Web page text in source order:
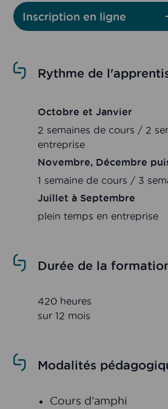
Inscription en ligne
Rythme de
Octobre et Janvier
2 semaines de cours / 2
entreprise
Novembre, Décembre
1 semaine de cours / 3
Juillet à Septembre
plein temps en entreprise
Durée de la
420 heures
sur 12 mois
Modalités
Cours d’amphi